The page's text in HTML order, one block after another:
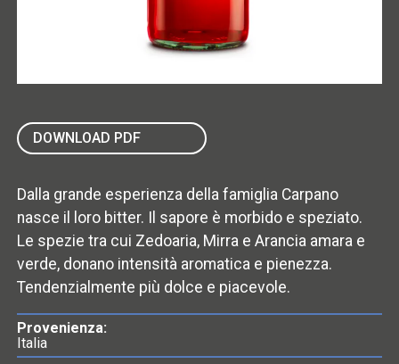
DOWNLOAD PDF
Dalla grande esperienza della famiglia Carpano
nasce il loro bitter. Il sapore è morbido e speziato.
Le spezie tra cui Zedoaria, Mirra e Arancia amara e
verde, donano intensità aromatica e pienezza.
Tendenzialmente più dolce e piacevole.
Provenienza:
Italia